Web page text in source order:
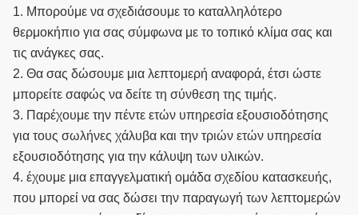
1. Μπορούμε να σχεδιάσουμε το καταλληλότερο
θερμοκήπιο για σας σύμφωνα με το τοπικό κλίμα σας και
τις ανάγκες σας.
2. Θα σας δώσουμε μια λεπτομερή αναφορά, έτσι ώστε
μπορείτε σαφώς να δείτε τη σύνθεση της τιμής.
3. Παρέχουμε την πέντε ετών υπηρεσία εξουσιοδότησης
για τους σωλήνες χάλυβα και την τριών ετών υπηρεσία
εξουσιοδότησης για την κάλυψη των υλικών.
4. έχουμε μια επαγγελματική ομάδα σχεδίου κατασκευής,
που μπορεί να σας δώσει την παραγωγή των λεπτομερών